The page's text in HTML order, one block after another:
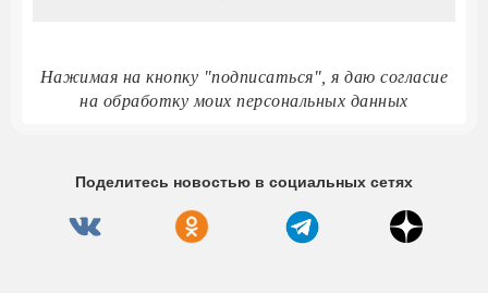
Нажимая на кнопку "подписаться", я даю согласие
на обработку моих персональных данных
Поделитесь новостью в социальных сетях